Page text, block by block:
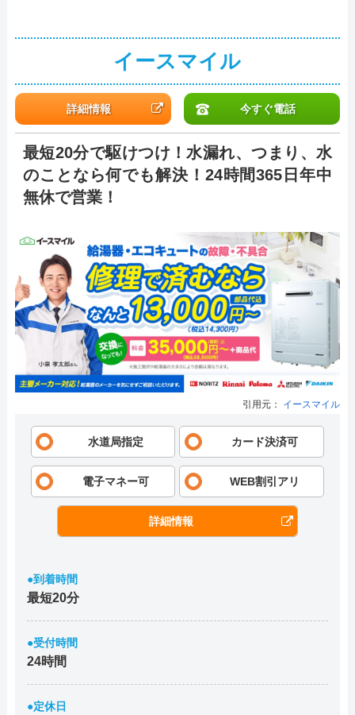
イースマイル
詳細情報 今すぐ電話
最短20分で駆けつけ！水漏れ、つまり、水
のことなら何でも解決！24時間365日年中
無休で営業！
引用元： イースマイル
水道局指定 カード決済可
電子マネー可 WEB割引アリ
詳細情報
●到着時間
最短20分
●受付時間
24時間
●定休日